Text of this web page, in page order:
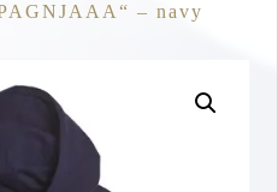
– navy